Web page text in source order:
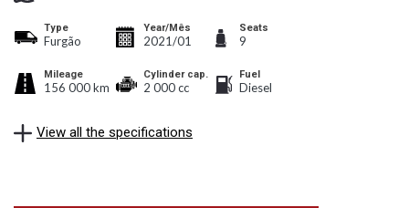
Type
Furgão
Mileage
156 000 km
Year/Mês
2021/01
Cylinder cap.
2 000 cc
Seats
9
Fuel
Diesel
View all the specifications